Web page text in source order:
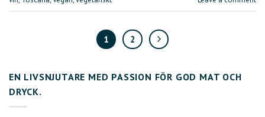
1 2
EN LIVSNJUTARE MED PASSION FÖR GOD MAT OCH
DRYCK.